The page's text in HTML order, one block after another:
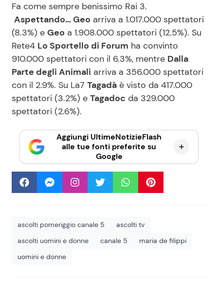
Fa come sempre benissimo Rai 3.
Aspettando… Geo arriva a 1.017.000 spettatori
(8.3%) e Geo a 1.908.000 spettatori (12.5%). Su
Rete4 Lo Sportello di Forum ha convinto
910.000 spettatori con il 6.3%, mentre Dalla
Parte degli Animali arriva a 356.000 spettatori
con il 2.9%. Su La7 Tagadà è visto da 417.000
spettatori (3.2%) e Tagadoc da 329.000
spettatori (2.6%).
Aggiungi UltimeNotizieFlash
alle tue fonti preferite su
Google
ascolti pomeriggio canale 5
ascolti tv
ascolti uomini e donne
canale 5
maria de filippi
uomini e donne